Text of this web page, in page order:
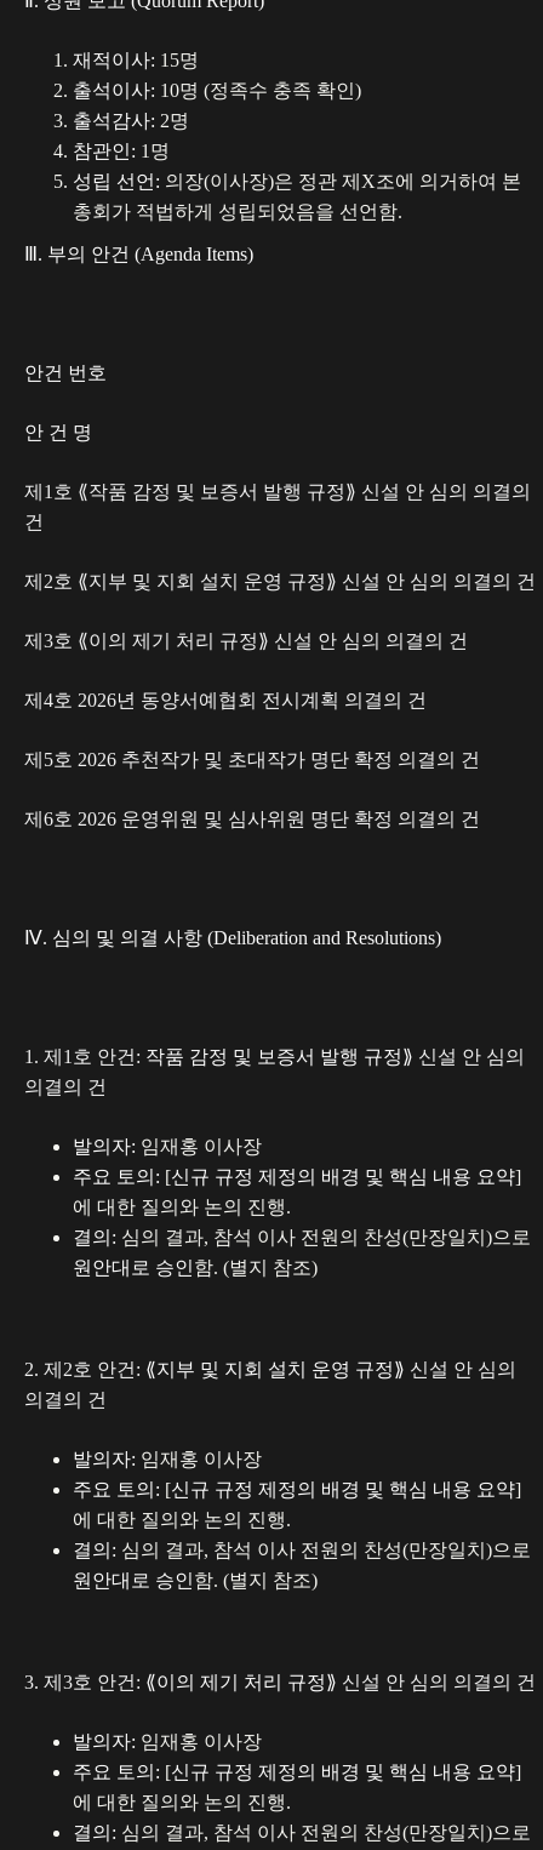
재적이사: 15명
출석이사: 10명 (정족수 충족 확인)
출석감사: 2명
참관인: 1명
성립 선언: 의장(이사장)은 정관 제X조에 의거하여 본
총회가 적법하게 성립되었음을 선언함.
Ⅲ. 부의 안건 (Agenda Items)
안건 번호
안 건 명
제1호 ⟪작품 감정 및 보증서 발행 규정⟫ 신설 안 심의 의결의
건
제2호 ⟪지부 및 지회 설치 운영 규정⟫ 신설 안 심의 의결의 건
제3호 ⟪이의 제기 처리 규정⟫ 신설 안 심의 의결의 건
제4호 2026년 동양서예협회 전시계획 의결의 건
제5호 2026 추천작가 및 초대작가 명단 확정 의결의 건
제6호 2026 운영위원 및 심사위원 명단 확정 의결의 건
Ⅳ. 심의 및 의결 사항 (Deliberation and Resolutions)
1. 제1호 안건: 작품 감정 및 보증서 발행 규정⟫ 신설 안 심의
의결의 건
발의자: 임재홍 이사장
주요 토의: [신규 규정 제정의 배경 및 핵심 내용 요약]
에 대한 질의와 논의 진행.
결의: 심의 결과, 참석 이사 전원의 찬성(만장일치)으로
원안대로 승인함. (별지 참조)
2. 제2호 안건: ⟪지부 및 지회 설치 운영 규정⟫ 신설 안 심의
의결의 건
발의자: 임재홍 이사장
주요 토의: [신규 규정 제정의 배경 및 핵심 내용 요약]
에 대한 질의와 논의 진행.
결의: 심의 결과, 참석 이사 전원의 찬성(만장일치)으로
원안대로 승인함. (별지 참조)
3. 제3호 안건: ⟪이의 제기 처리 규정⟫ 신설 안 심의 의결의 건
발의자: 임재홍 이사장
주요 토의: [신규 규정 제정의 배경 및 핵심 내용 요약]
에 대한 질의와 논의 진행.
결의: 심의 결과, 참석 이사 전원의 찬성(만장일치)으로